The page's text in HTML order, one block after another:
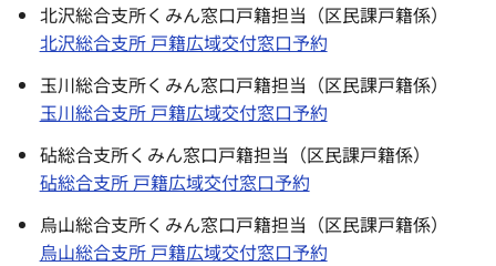
北沢総合支所くみん窓口戸籍担当（区民課戸籍係）
北沢総合支所 戸籍広域交付窓口予約
玉川総合支所くみん窓口戸籍担当（区民課戸籍係）
玉川総合支所 戸籍広域交付窓口予約
砧総合支所くみん窓口戸籍担当（区民課戸籍係）
砧総合支所 戸籍広域交付窓口予約
烏山総合支所くみん窓口戸籍担当（区民課戸籍係）
烏山総合支所 戸籍広域交付窓口予約